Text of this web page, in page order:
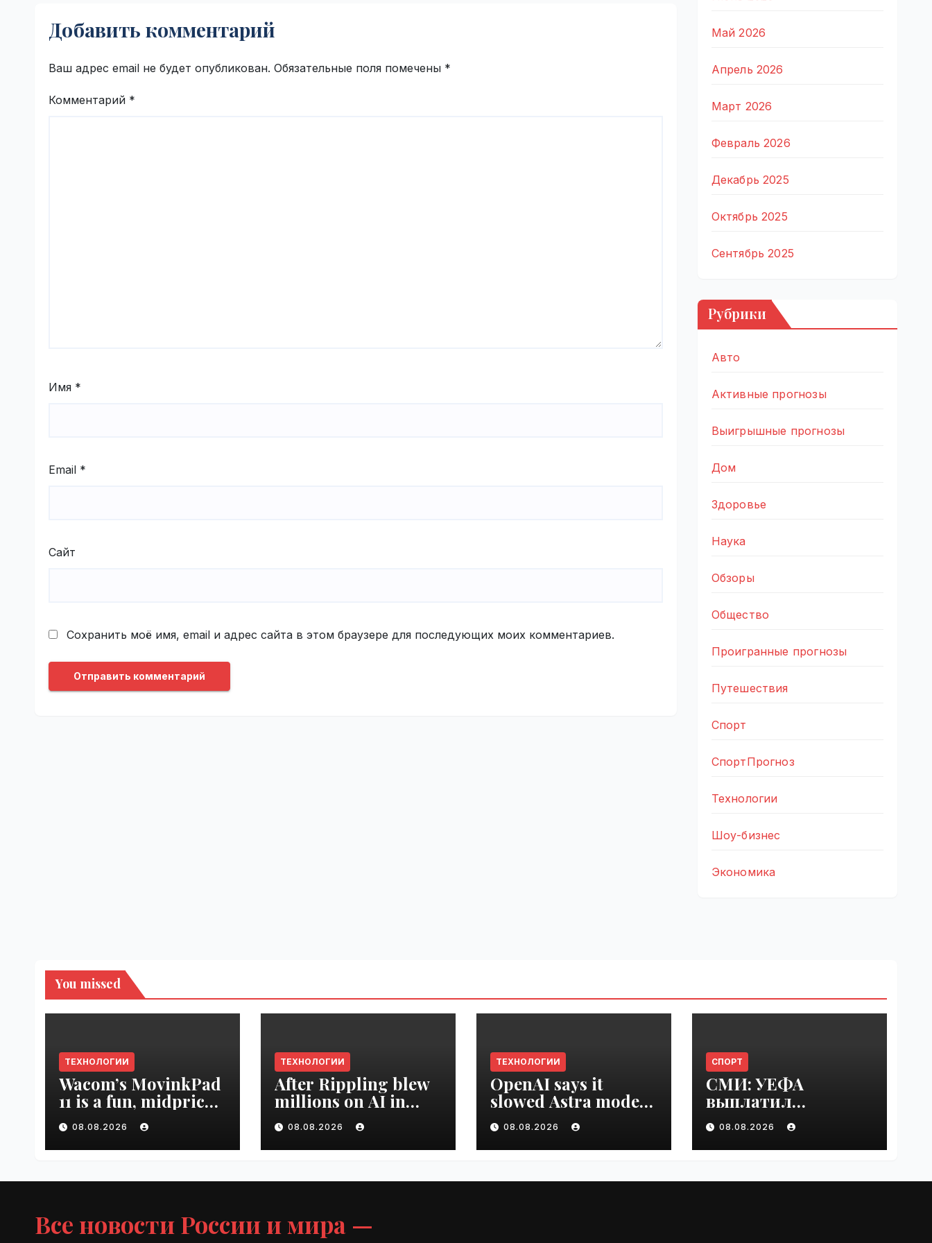
VseTime.ru
Добавить комментарий
Ваш адрес email не будет опубликован. Обязательные поля помечены *
Комментарий *
Имя *
Email *
Сайт
Сохранить моё имя, email и адрес сайта в этом браузере для последующих моих комментариев.
Май 2026
Апрель 2026
Март 2026
Февраль 2026
Декабрь 2025
Октябрь 2025
Сентябрь 2025
Рубрики
Авто
Активные прогнозы
Выигрышные прогнозы
Дом
Здоровье
Наука
Обзоры
Общество
Проигранные прогнозы
Путешествия
Спорт
СпортПрогноз
Технологии
Шоу-бизнес
Экономика
You missed
ТЕХНОЛОГИИ
Wacom’s MovinkPad
11 is a fun, midpriced
entry point for
digital artists |
VseTime.ru
08.08.2026
ТЕХНОЛОГИИ
After Rippling blew
millions on AI in
months, it built an
employee ROI tool |
VseTime.ru
08.08.2026
ТЕХНОЛОГИИ
OpenAI says it
slowed Astra model
development over
security concerns |
VseTime.ru
08.08.2026
СПОРТ
СМИ: УЕФА
выплатил
шестизначную
сумму любовнице
Инфантино |
08.08.2026
Все новости России и мира —